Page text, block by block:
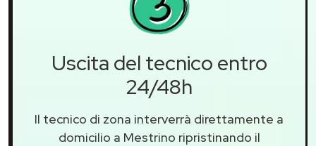
Uscita del tecnico entro
24/48h
Il tecnico di zona interverrà direttamente a
domicilio a Mestrino ripristinando il